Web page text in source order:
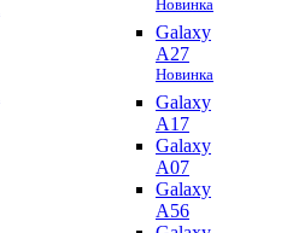
Galaxy
A27
Новинка
Galaxy
A17
Galaxy
A07
Galaxy
A56